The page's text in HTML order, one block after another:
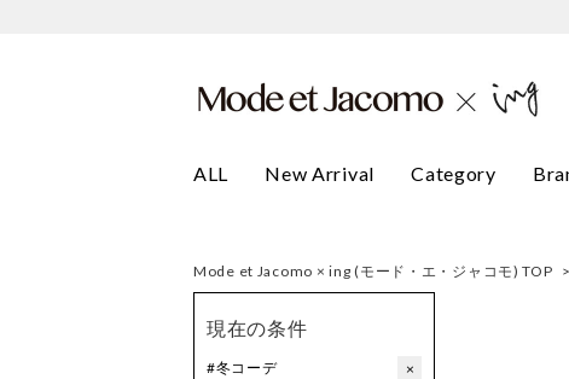
ALL New Arrival Category
Mode et Jacomo × ing (モード・エ・ジャコモ) TOP >
現在の条件
#冬コーデ ×